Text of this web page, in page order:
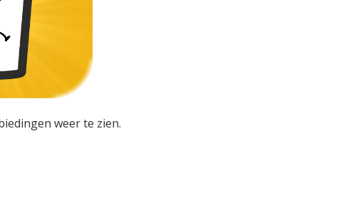
weer te zien.